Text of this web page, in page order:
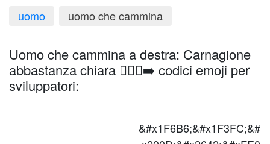
uomo
uomo che cammina
Uomo che cammina a destra: Carnagione
abbastanza chiara 🚶🏼‍♂️‍➡️ codici emoji per
sviluppatori:
&#x1F6B6;&#x1F3FC;&#